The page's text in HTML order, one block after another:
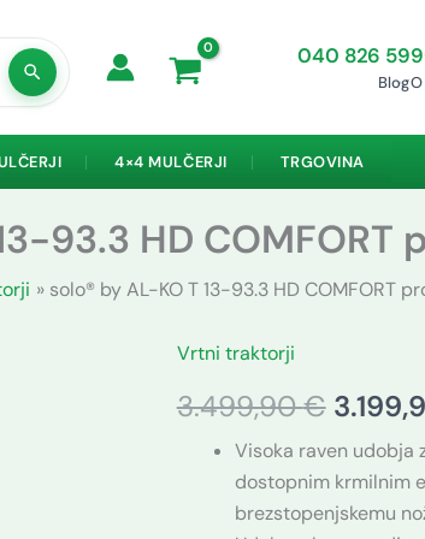
040 826 599
Blog
4×4 MULČERJI TRGOVINA
93.3 HD COMFORT
solo® by AL-KO T 13-93.3 HD COMFORT
Vrtni traktorji
3.499,90€ cena
je
bila:
Visoka raven udobja
dostopnim krmilnim
brezstopenjskemu
solo®
AL-